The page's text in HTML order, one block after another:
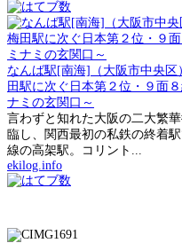
なんば駅[南海]（大阪市中央
田駅に次ぐ日本第２位・９面
ナミの玄関口～
言わずと知れた大阪の二大繁
臨し、関西最初の私鉄の終着
線の高架駅。コリント...
ekilog.info